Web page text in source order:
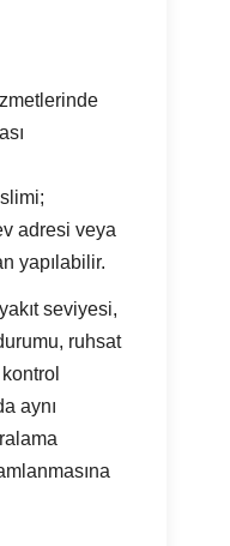
adresi veya
yapılabilir.
seviyesi,
ruhsat
aynı